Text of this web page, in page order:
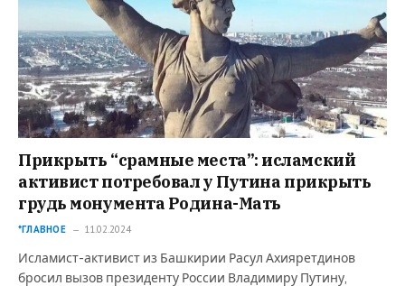
Прикрыть “срамные места”: исламский
активист потребовал у Путина прикрыть
грудь монумента Родина-Мать
*ГЛАВНОЕ 11.02.2024
Исламист-активист из Башкирии Расул Ахияретдинов
бросил вызов президенту России Владимиру Путину,